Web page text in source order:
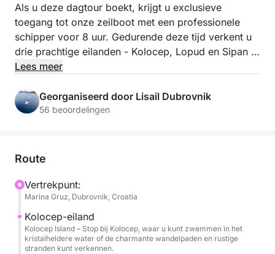
Als u deze dagtour boekt, krijgt u exclusieve
toegang tot onze zeilboot met een professionele
schipper voor 8 uur. Gedurende deze tijd verkent u
drie prachtige eilanden - Kolocep, Lopud en Sipan -
terwijl u geniet van zwemmen, snorkelen in
Een pauze voor lunch in een lokaal restaurant op
Sipan is ook inbegrepen. Als u al een aantal van de
welkomstdrankjes en snorkeluitrusting.
Lees meer
Georganiseerd door Lisail Dubrovnik
56 beoordelingen
Route
Vertrekpunt:
Marina Gruz, Dubrovnik, Croatia
Kolocep-eiland
Kolocep Island – Stop bij Kolocep, waar u kunt zwemmen in het
kristalheldere water of de charmante wandelpaden en rustige
stranden kunt verkennen.